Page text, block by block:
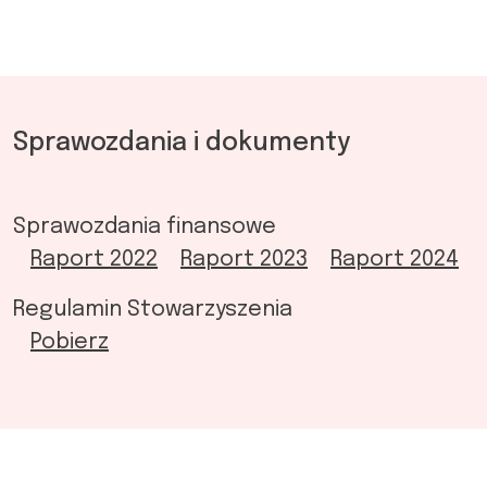
Sprawozdania i dokumenty
Sprawozdania finansowe
Raport 2022
Raport 2023 Raport 2024
Regulamin Stowarzyszenia
Pobierz